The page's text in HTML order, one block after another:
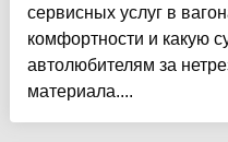
сервисных услуг в
комфортности и какую
автолюбителям за
материала....